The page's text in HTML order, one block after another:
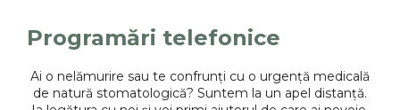
Programări telefonice
Ai o nelămurire sau te confrunți cu o urgență medicală
de natură stomatologică? Suntem la un apel distanță.